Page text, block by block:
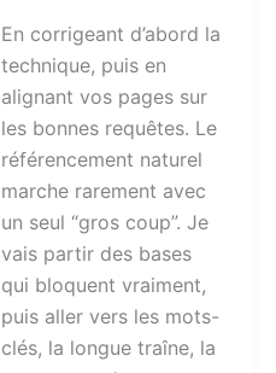
En corrigeant d’abord la
technique, puis en
alignant vos pages sur
les bonnes requêtes. Le
référencement naturel
marche rarement avec
un seul “gros coup”. Je
vais partir des bases
qui bloquent vraiment,
puis aller vers les mots-
clés, la longue traîne, la